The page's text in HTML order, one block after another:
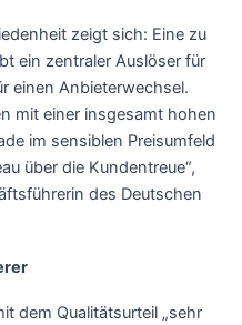
zeigt sich: Eine zu
ein zentraler Auslöser für
einen Anbieterwechsel.
mit einer insgesamt hohen
im sensiblen Preisumfeld
über die Kundentreue“,
des Deutschen
dem Qualitätsurteil „sehr